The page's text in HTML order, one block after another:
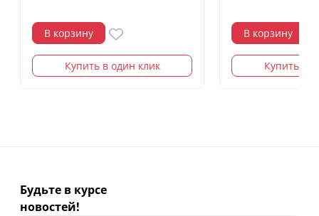
В корзину
Купить в один клик
В корзину
Купить в
Будьте в курсе
новостей!